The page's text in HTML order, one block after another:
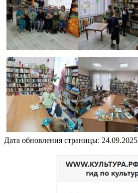
Дата обновления страницы: 24.09.2025